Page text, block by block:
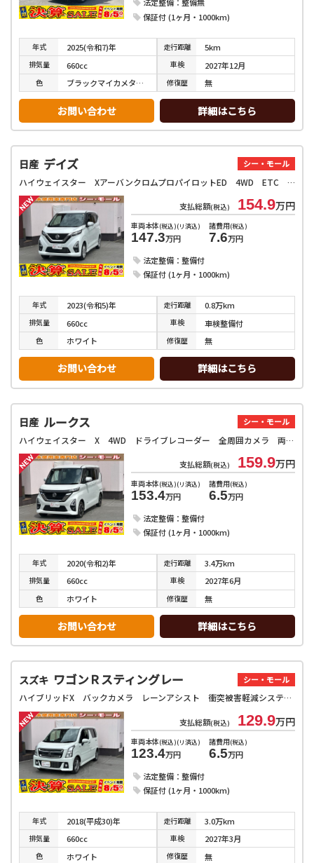
保証付 (1ヶ月・1000km)
年式 2025(令和7)年 走行距離 5km
排気量 660cc 車検 2027年12月
色 ブラックマイカメタリック 修復歴 無
お問い合わせ 詳細はこちら
日産 デイズ シー・モール
ハイウェイスター XアーバンクロムプロパイロットED 4WD ETC 全周囲カメラ クリアランスソナー オートクルーズコントロール オートライト スマートキー アイドリングストップ 電動格納ミラー シートヒーター ベンチシート CVT アルミホイール
支払総額(税込) 154.9万円
車両本体(税込)(リ済込)
147.3万円
諸費用(税込)
7.6万円
法定整備：整備付
保証付 (1ヶ月・1000km)
年式 2023(令和5)年 走行距離 0.8万km
排気量 660cc 車検 車検整備付
色 ホワイト 修復歴 無
お問い合わせ 詳細はこちら
日産 ルークス シー・モール
ハイウェイスター X 4WD ドライブレコーダー 全周囲カメラ 両側スライド・片側電動 ナビ クリアランスソナー オートライト スマートキー アイドリングストップ 電動格納ミラー シートヒーター ベンチシート CVT
支払総額(税込) 159.9万円
車両本体(税込)(リ済込)
153.4万円
諸費用(税込)
6.5万円
法定整備：整備付
保証付 (1ヶ月・1000km)
年式 2020(令和2)年 走行距離 3.4万km
排気量 660cc 車検 2027年6月
色 ホワイト 修復歴 無
お問い合わせ 詳細はこちら
スズキ ワゴンＲスティングレー シー・モール
ハイブリッドX バックカメラ レーンアシスト 衝突被害軽減システム オートライト スマートキー アイドリングストップ 電動格納ミラー シートヒーター ベンチシート CVT ESC アルミホイール エアコン
支払総額(税込) 129.9万円
車両本体(税込)(リ済込)
123.4万円
諸費用(税込)
6.5万円
法定整備：整備付
保証付 (1ヶ月・1000km)
年式 2018(平成30)年 走行距離 3.0万km
排気量 660cc 車検 2027年3月
色 ホワイト 修復歴 無